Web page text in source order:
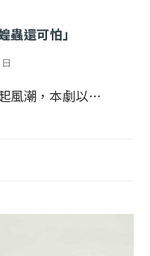
蟲還可怕」
風潮，本劇以…